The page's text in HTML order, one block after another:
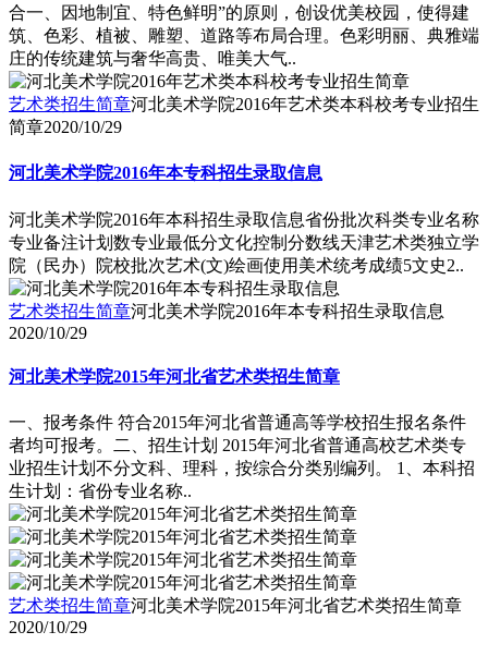
合一、因地制宜、特色鲜明”的原则，创设优美校园，使得建
筑、色彩、植被、雕塑、道路等布局合理。色彩明丽、典雅端
庄的传统建筑与奢华高贵、唯美大气..
艺术类招生简章河北美术学院2016年艺术类本科校考专业招生
简章2020/10/29
河北美术学院2016年本专科招生录取信息
河北美术学院2016年本科招生录取信息省份批次科类专业名称
专业备注计划数专业最低分文化控制分数线天津艺术类独立学
院（民办）院校批次艺术(文)绘画使用美术统考成绩5文史2..
艺术类招生简章河北美术学院2016年本专科招生录取信息
2020/10/29
河北美术学院2015年河北省艺术类招生简章
一、报考条件 符合2015年河北省普通高等学校招生报名条件
者均可报考。二、招生计划 2015年河北省普通高校艺术类专
业招生计划不分文科、理科，按综合分类别编列。 1、本科招
生计划：省份专业名称..
艺术类招生简章河北美术学院2015年河北省艺术类招生简章
2020/10/29